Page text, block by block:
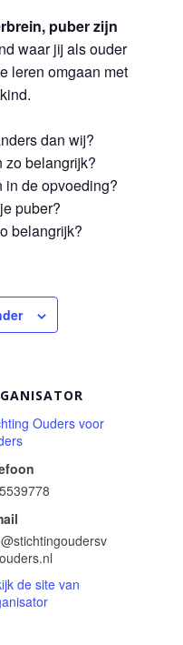
puber zijn
waar jij als ouder
leren omgaan met
dan wij?
zo belangrijk?
in de opvoeding?
puber?
belangrijk?
Ouders voor
de site van